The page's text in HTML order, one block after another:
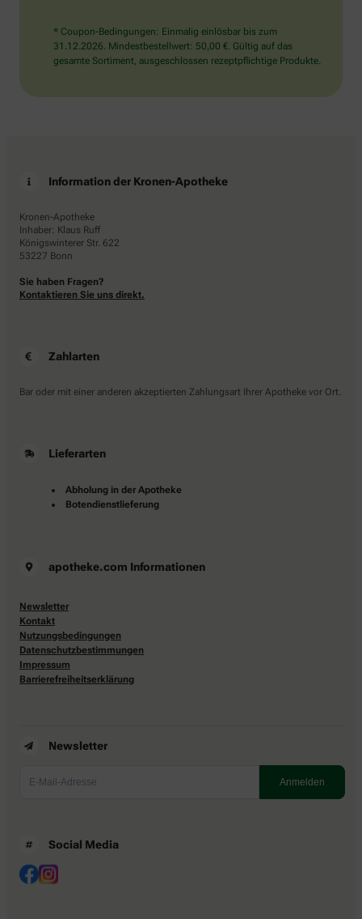
* Coupon-Bedingungen: Einmalig einlösbar bis zum
31.12.2026. Mindestbestellwert: 50,00 €. Gültig auf das
gesamte Sortiment, ausgeschlossen rezeptpflichtige Produkte.
Information der Kronen-Apotheke
Kronen-Apotheke
Inhaber: Klaus Ruff
Königswinterer Str. 622
53227 Bonn
Sie haben Fragen?
Kontaktieren Sie uns direkt.
Zahlarten
Bar oder mit einer anderen akzeptierten Zahlungsart Ihrer Apotheke vor Ort.
Lieferarten
Abholung in der Apotheke
Botendienstlieferung
apotheke.com Informationen
Newsletter
Kontakt
Nutzungsbedingungen
Datenschutzbestimmungen
Impressum
Barrierefreiheitserklärung
Newsletter
Social Media